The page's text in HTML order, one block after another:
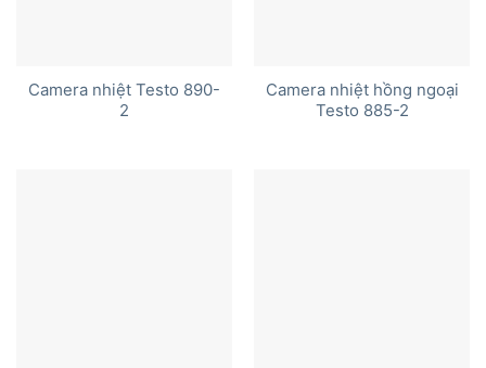
Camera nhiệt Testo 890-
2
Camera nhiệt hồng ngoại
Testo 885-2